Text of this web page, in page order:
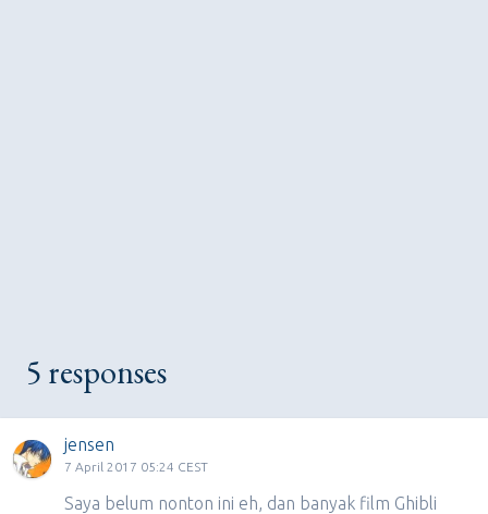
5 responses
jensen
7 April 2017 05:24 CEST
Saya belum nonton ini eh, dan banyak film Ghibli